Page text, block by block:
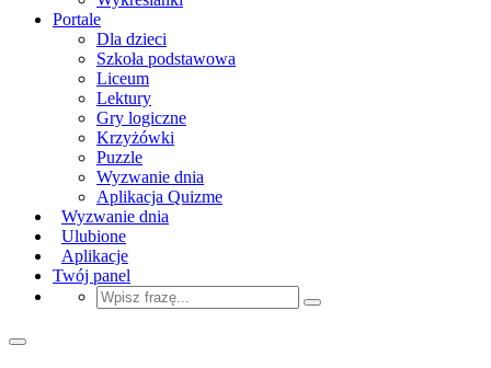
Portale
Dla dzieci
Szkoła podstawowa
Liceum
Lektury
Gry logiczne
Krzyżówki
Puzzle
Wyzwanie dnia
Aplikacja Quizme
Wyzwanie dnia
Ulubione
Aplikacje
Twój panel